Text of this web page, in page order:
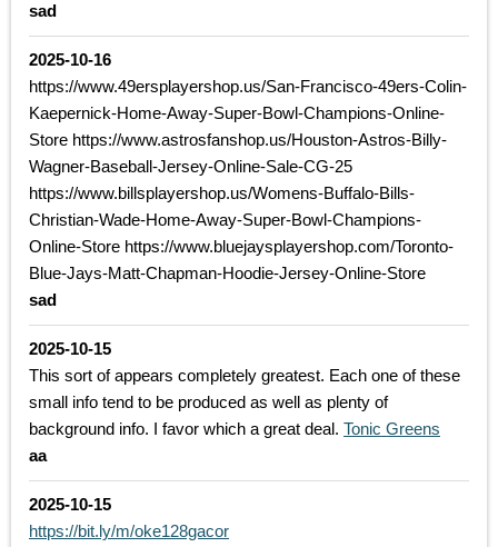
sad
2025-10-16
https://www.49ersplayershop.us/San-Francisco-49ers-Colin-
Kaepernick-Home-Away-Super-Bowl-Champions-Online-
Store https://www.astrosfanshop.us/Houston-Astros-Billy-
Wagner-Baseball-Jersey-Online-Sale-CG-25
https://www.billsplayershop.us/Womens-Buffalo-Bills-
Christian-Wade-Home-Away-Super-Bowl-Champions-
Online-Store https://www.bluejaysplayershop.com/Toronto-
Blue-Jays-Matt-Chapman-Hoodie-Jersey-Online-Store
sad
2025-10-15
This sort of appears completely greatest. Each one of these
small info tend to be produced as well as plenty of
background info. I favor which a great deal. Tonic Greens
aa
2025-10-15
https://bit.ly/m/oke128gacor